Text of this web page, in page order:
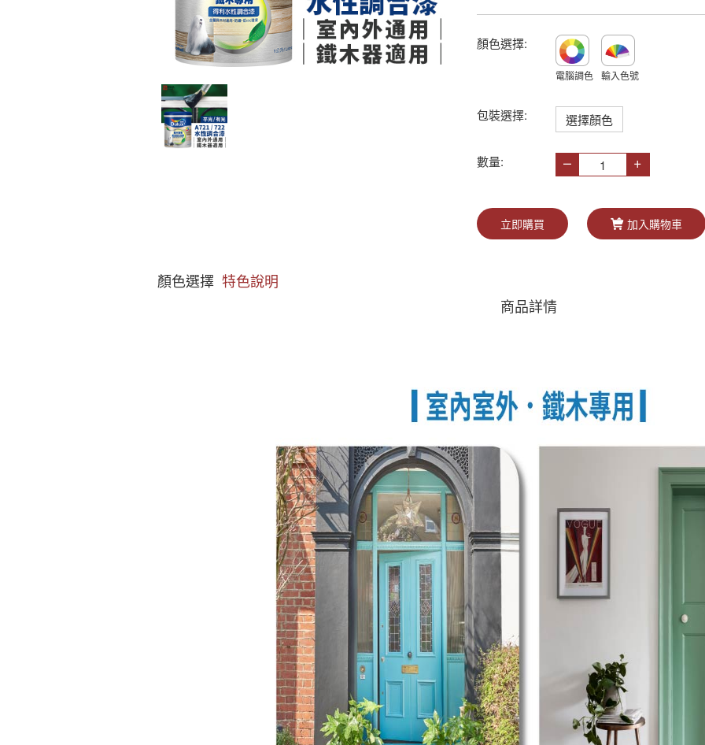
顏色選擇:
電腦調色 輸入色號
包裝選擇: 選擇顏色
數量: – +
立即購買 加入購物車
顏色選擇 特色說明
商品詳情